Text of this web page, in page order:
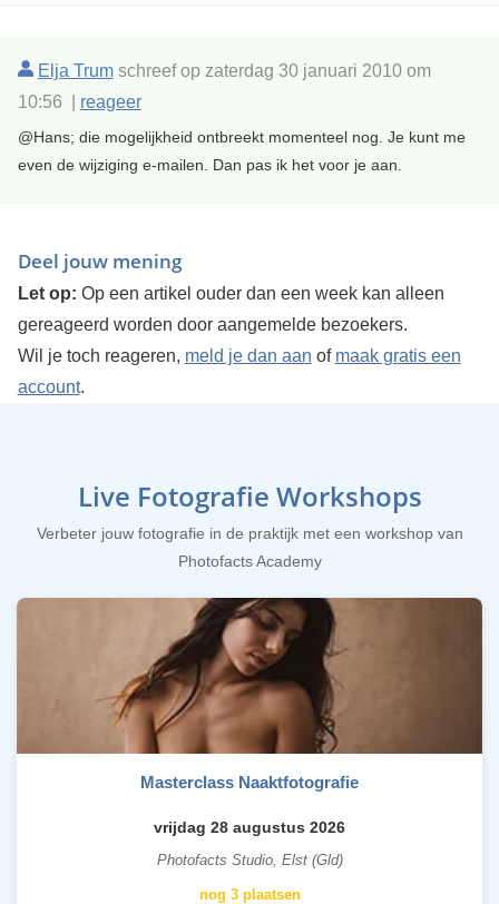
Elja Trumschreef op zaterdag 30 januari 2010 om
10:56 | reageer
@Hans; die mogelijkheid ontbreekt momenteel nog. Je kunt me
even de wijziging e-mailen. Dan pas ik het voor je aan.
Deel jouw mening
Let op: Op een artikel ouder dan een week kan alleen
gereageerd worden door aangemelde bezoekers.
Wil je toch reageren, meld je dan aan of maak gratis een
account.
Live Fotografie Workshops
Verbeter jouw fotografie in de praktijk met een workshop van
Photofacts Academy
Masterclass Naaktfotografie
vrijdag 28 augustus 2026
Photofacts Studio, Elst (Gld)
nog 3 plaatsen